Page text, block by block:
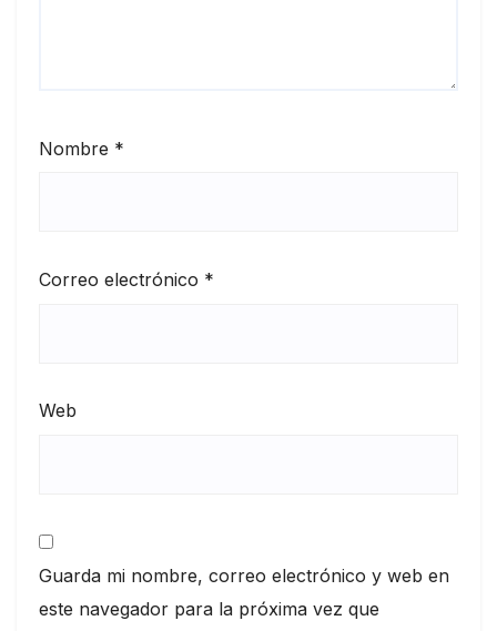
Nombre *
Correo electrónico *
Web
Guarda mi nombre, correo electrónico y web en
este navegador para la próxima vez que